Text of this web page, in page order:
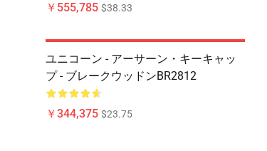
￥555,785 $38.33
ユニコーン - アーサーン・キーキャッ
プ - ブレークウッドンBR2812
￥344,375 $23.75